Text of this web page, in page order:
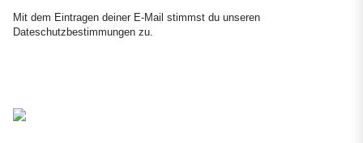
Mit dem Eintragen deiner E-Mail stimmst du unseren
Dateschutzbestimmungen zu.